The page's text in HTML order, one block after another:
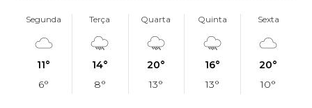
Segunda
11°
6°
Terça
14°
8°
Quarta
20°
13°
Quinta
16°
13°
Sexta
20°
10°